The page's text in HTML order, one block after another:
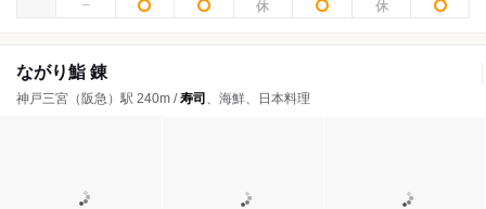
ながり鮨 錬
神戸三宮（阪急）駅 240m /寿司 、海鮮、日本料理